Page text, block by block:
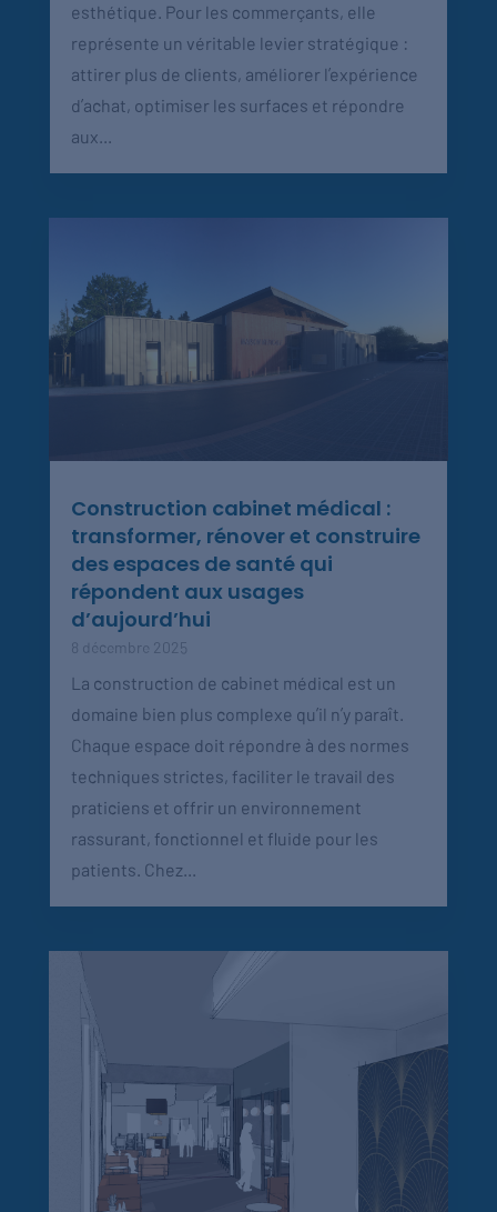
esthétique. Pour les commerçants, elle
représente un véritable levier stratégique :
attirer plus de clients, améliorer l’expérience
d’achat, optimiser les surfaces et répondre
aux...
Construction cabinet médical :
transformer, rénover et construire
des espaces de santé qui
répondent aux usages
d’aujourd’hui
8 décembre 2025
La construction de cabinet médical est un
domaine bien plus complexe qu’il n’y paraît.
Chaque espace doit répondre à des normes
techniques strictes, faciliter le travail des
praticiens et offrir un environnement
rassurant, fonctionnel et fluide pour les
patients. Chez...